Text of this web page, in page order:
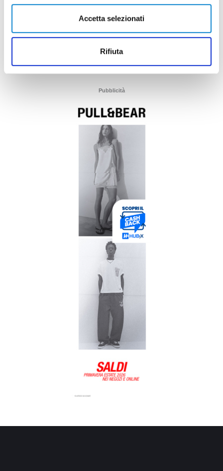
Accetta selezionati
Rifiuta
Pubblicità